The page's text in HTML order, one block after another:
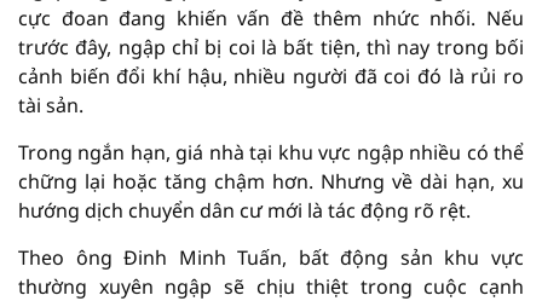
cực đoan đang khiến vấn đề thêm nhức nhối. Nếu
trước đây, ngập chỉ bị coi là bất tiện, thì nay trong bối
cảnh biến đổi khí hậu, nhiều người đã coi đó là rủi ro
tài sản.
Trong ngắn hạn, giá nhà tại khu vực ngập nhiều có thể
chững lại hoặc tăng chậm hơn. Nhưng về dài hạn, xu
hướng dịch chuyển dân cư mới là tác động rõ rệt.
Theo ông Đinh Minh Tuấn, bất động sản khu vực
thường xuyên ngập sẽ chịu thiệt trong cuộc cạnh